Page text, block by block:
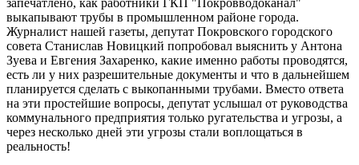
выкапывают трубы в промышленном районе города.
Журналист нашей газеты, депутат Покровского городского
совета Станислав Новицкий попробовал выяснить у Антона
Зуева и Евгения Захаренко, какие именно работы проводятся,
есть ли у них разрешительные документы и что в дальнейшем
планируется сделать с выкопанными трубами. Вместо ответа
на эти простейшие вопросы, депутат услышал от руководства
коммунального предприятия только ругательства и угрозы, а
через несколько дней эти угрозы стали воплощаться в
реальность!